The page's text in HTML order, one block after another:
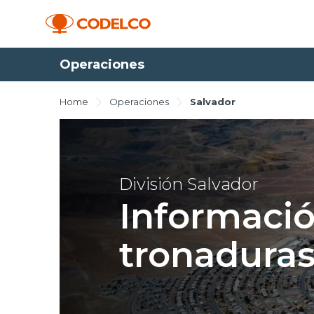
Operaciones
Home Operaciones Salvador
División Salvador